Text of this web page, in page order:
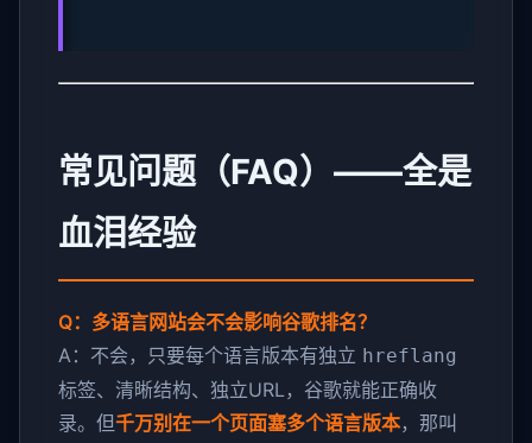
常见问题（FAQ）——全是
血泪经验
Q：多语言网站会不会影响谷歌排名？
A：不会，只要每个语言版本有独立 hreflang
标签、清晰结构、独立URL，谷歌就能正确收
录。但千万别在一个页面塞多个语言版本，那叫